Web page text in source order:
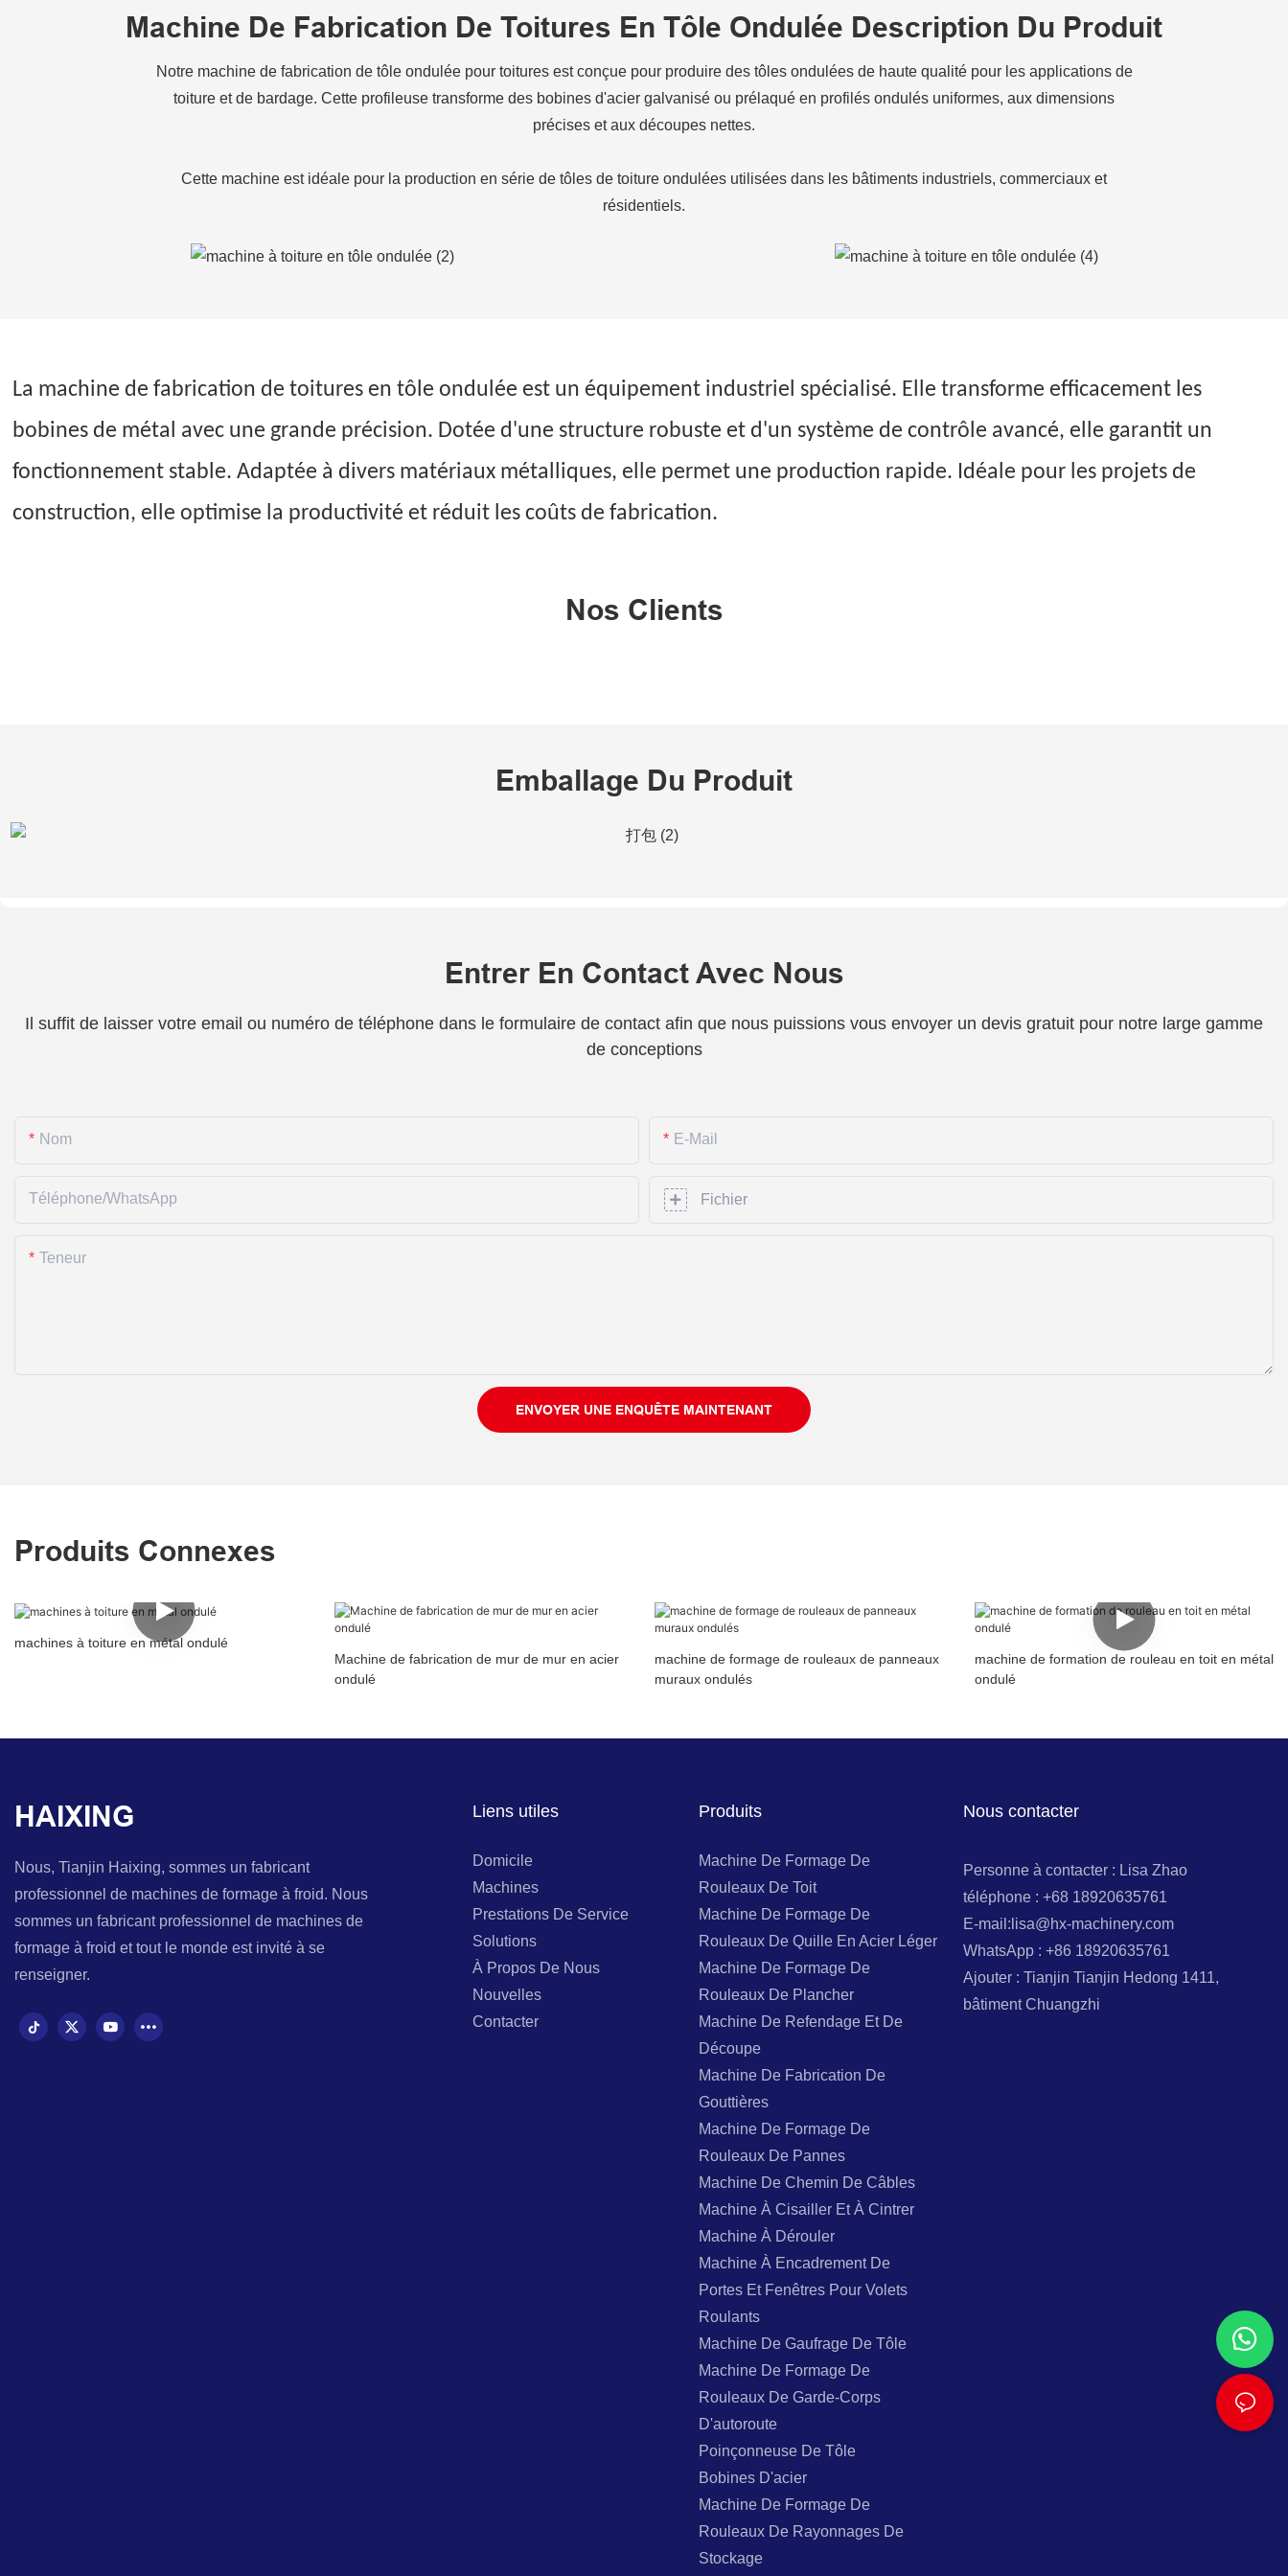
Machine De Fabrication De Toitures En Tôle Ondulée Description Du Produit
Notre machine de fabrication de tôle ondulée pour toitures est conçue pour produire des tôles ondulées de haute qualité pour les applications de
toiture et de bardage. Cette profileuse transforme des bobines d'acier galvanisé ou prélaqué en profilés ondulés uniformes, aux dimensions
précises et aux découpes nettes.
Cette machine est idéale pour la production en série de tôles de toiture ondulées utilisées dans les bâtiments industriels, commerciaux et
résidentiels.
La machine de fabrication de toitures en tôle ondulée est un équipement industriel spécialisé. Elle transforme efficacement les
bobines de métal avec une grande précision. Dotée d'une structure robuste et d'un système de contrôle avancé, elle garantit un
fonctionnement stable. Adaptée à divers matériaux métalliques, elle permet une production rapide. Idéale pour les projets de
construction, elle optimise la productivité et réduit les coûts de fabrication.
Nos Clients
Emballage Du Produit
Entrer En Contact Avec Nous
Il suffit de laisser votre email ou numéro de téléphone dans le formulaire de contact afin que nous puissions vous envoyer un devis gratuit pour notre large gamme
de conceptions
Nom E-Mail
Téléphone/WhatsApp Fichier
Teneur
ENVOYER UNE ENQUÊTE MAINTENANT
Produits Connexes
machines à toiture en métal ondulé
Machine de fabrication de mur de mur en acier
ondulé
machine de formage de rouleaux de panneaux
muraux ondulés
machine de formation de rouleau en toit en métal
ondulé
HAIXING
Nous, Tianjin Haixing, sommes un fabricant
professionnel de machines de formage à froid. Nous
sommes un fabricant professionnel de machines de
formage à froid et tout le monde est invité à se
renseigner.
Liens utiles
Domicile
Machines
Prestations De Service
Solutions
À Propos De Nous
Nouvelles
Contacter
Produits
Machine De Formage De
Rouleaux De Toit
Machine De Formage De
Rouleaux De Quille En Acier Léger
Machine De Formage De
Rouleaux De Plancher
Machine De Refendage Et De
Découpe
Machine De Fabrication De
Gouttières
Machine De Formage De
Rouleaux De Pannes
Machine De Chemin De Câbles
Machine À Cisailler Et À Cintrer
Machine À Dérouler
Machine À Encadrement De
Portes Et Fenêtres Pour Volets
Roulants
Machine De Gaufrage De Tôle
Machine De Formage De
Rouleaux De Garde-Corps
D'autoroute
Poinçonneuse De Tôle
Bobines D'acier
Machine De Formage De
Rouleaux De Rayonnages De
Stockage
Nous contacter
Personne à contacter : Lisa Zhao
téléphone : +68 18920635761
E-mail:lisa@hx-machinery.com
WhatsApp : +86 18920635761
Ajouter : Tianjin Tianjin Hedong 1411,
bâtiment Chuangzhi